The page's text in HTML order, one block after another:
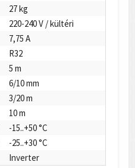
27 kg
220-240 V / kültéri
7,75 A
R32
5 m
6/10 mm
3/20 m
10 m
-15..+50 °C
-25..+30 °C
Inverter